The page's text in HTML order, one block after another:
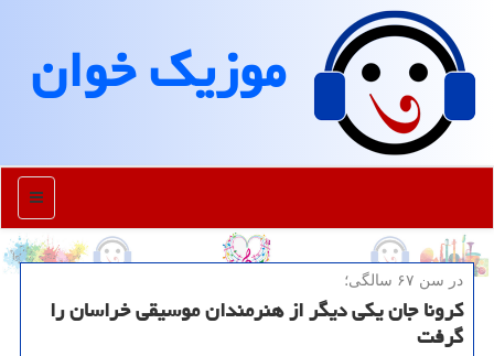
موزیك خوان
منو
در سن ۶۷ سالگی؛
کرونا جان یکی دیگر از هنرمندان موسیقی خراسان را
گرفت